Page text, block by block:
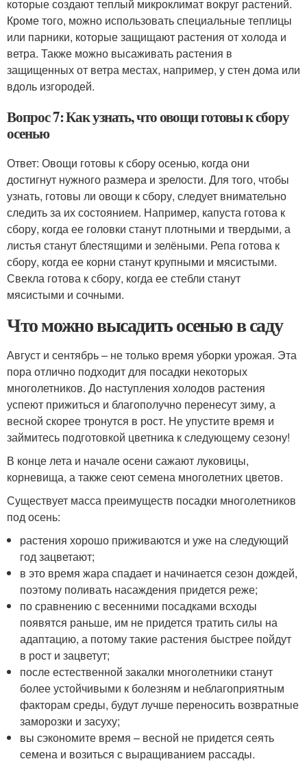
которые создают теплый микроклимат вокруг растений.
Кроме того, можно использовать специальные теплицы
или парники, которые защищают растения от холода и
ветра. Также можно высаживать растения в
защищенных от ветра местах, например, у стен дома или
вдоль изгородей.
Вопрос 7: Как узнать, что овощи готовы к сбору
осенью
Ответ: Овощи готовы к сбору осенью, когда они
достигнут нужного размера и зрелости. Для того, чтобы
узнать, готовы ли овощи к сбору, следует внимательно
следить за их состоянием. Например, капуста готова к
сбору, когда ее головки станут плотными и твердыми, а
листья станут блестящими и зелёными. Репа готова к
сбору, когда ее корни станут крупными и мясистыми.
Свекла готова к сбору, когда ее стебли станут
мясистыми и сочными.
Что можно высадить осенью в саду
Август и сентябрь – не только время уборки урожая. Эта
пора отлично подходит для посадки некоторых
многолетников. До наступления холодов растения
успеют прижиться и благополучно перенесут зиму, а
весной скорее тронутся в рост. Не упустите время и
займитесь подготовкой цветника к следующему сезону!
В конце лета и начале осени сажают луковицы,
корневища, а также сеют семена многолетних цветов.
Существует масса преимуществ посадки многолетников
под осень:
растения хорошо приживаются и уже на следующий
год зацветают;
в это время жара спадает и начинается сезон дождей,
поэтому поливать насаждения придется реже;
по сравнению с весенними посадками всходы
появятся раньше, им не придется тратить силы на
адаптацию, а потому такие растения быстрее пойдут
в рост и зацветут;
после естественной закалки многолетники станут
более устойчивыми к болезням и неблагоприятным
факторам среды, будут лучше переносить возвратные
заморозки и засуху;
вы сэкономите время – весной не придется сеять
семена и возиться с выращиванием рассады.